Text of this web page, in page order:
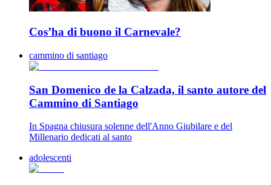
Cos’ha di buono il Carnevale?
cammino di santiago
San Domenico de la Calzada, il santo autore del
Cammino di Santiago
In Spagna chiusura solenne dell'Anno Giubilare e del
Millenario dedicati al santo
adolescenti